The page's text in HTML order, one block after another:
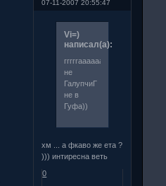
07-11-2007 20:55:47
Vi=)
написал(а):
гггггаааааа
не
ГалупчиГ
не в
Гуфа))
хм ... а фкаво же ета ?
))) интиресна веть
0